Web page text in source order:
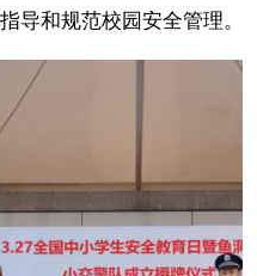
导和规范校园安全管理。